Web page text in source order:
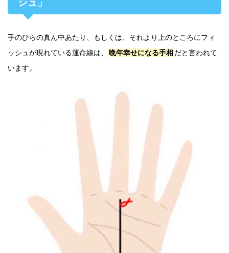
手のひらの真ん中あたり、もしくは、それより上のところにフィ
ッシュが現れている運命線は、
晩年幸せになる手相だと言われて
います。